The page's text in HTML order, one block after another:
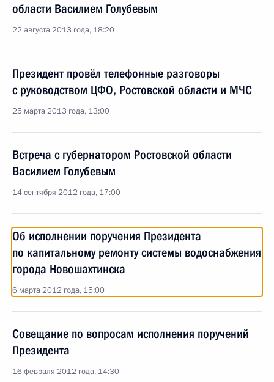
области Василием Голубевым
22 августа 2013 года, 18:20
Президент провёл телефонные разговоры
с руководством ЦФО, Ростовской области и МЧС
25 марта 2013 года, 13:00
Встреча с губернатором Ростовской области
Василием Голубевым
14 сентября 2012 года, 17:00
Об исполнении поручения Президента
по капитальному ремонту системы водоснабжения
города Новошахтинска
6 марта 2012 года, 15:00
Совещание по вопросам исполнения поручений
Президента
16 февраля 2012 года, 14:30